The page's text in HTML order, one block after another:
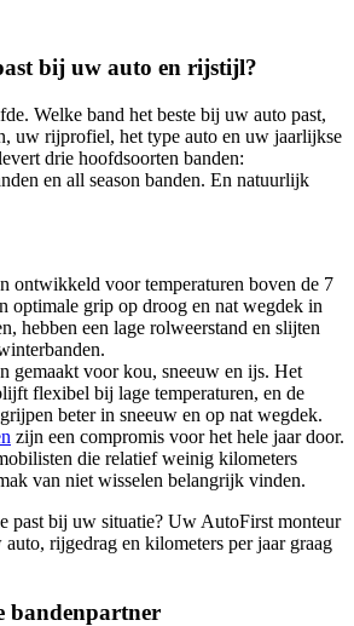
bij uw auto en rijstijl?
Welke band het beste bij uw auto past,
uw rijprofiel, het type auto en uw jaarlijkse
drie hoofdsoorten banden:
en all season banden. En natuurlijk
ontwikkeld voor temperaturen boven de 7
optimale grip op droog en nat wegdek in
hebben een lage rolweerstand en slijten
gemaakt voor kou, sneeuw en ijs. Het
flexibel bij lage temperaturen, en de
beter in sneeuw en op nat wegdek.
zijn een compromis voor het hele jaar door.
die relatief weinig kilometers
van niet wisselen belangrijk vinden.
past bij uw situatie? Uw AutoFirst monteur
rijgedrag en kilometers per jaar graag
bandenpartner